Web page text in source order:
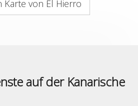
von El Hierro
auf der Kanarische